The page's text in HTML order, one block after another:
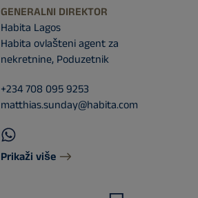
GENERALNI DIREKTOR
Habita Lagos
Habita ovlašteni agent za
nekretnine, Poduzetnik
+234 708 095 9253
matthias.sunday@habita.com
Prikaži više